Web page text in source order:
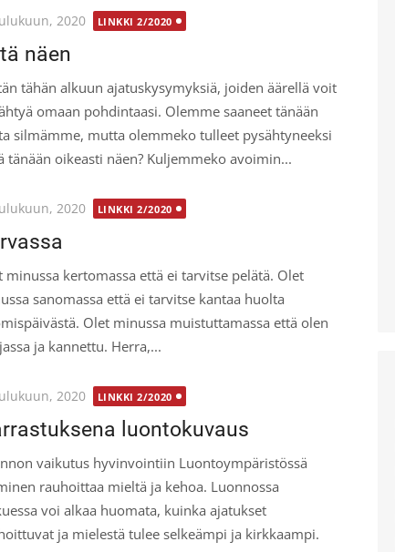
2020 LINKKI 2/2020
näen
tähän alkuun ajatuskysymyksiä, joiden äärellä voit
omaan pohdintaasi. Olemme saaneet tänään
silmämme, mutta olemmeko tulleet pysähtyneeksi
tänään oikeasti näen? Kuljemmeko avoimin...
2020 LINKKI 2/2020
minussa kertomassa että ei tarvitse pelätä. Olet
sanomassa että ei tarvitse kantaa huolta
Olet minussa muistuttamassa että olen
ja kannettu. Herra,...
2020 LINKKI 2/2020
luontokuvaus
vaikutus hyvinvointiin Luontoympäristössä
rauhoittaa mieltä ja kehoa. Luonnossa
voi alkaa huomata, kuinka ajatukset
ja mielestä tulee selkeämpi ja kirkkaampi.